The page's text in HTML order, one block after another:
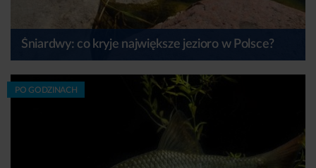
Śniardwy: co kryje największe jezioro w Polsce?
PO GODZINACH